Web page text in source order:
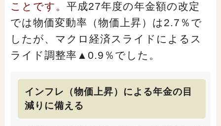
ことです。 平成27年度の年金額の改定
では物価変動率（物価上昇）は2.7％で
したが、マクロ経済スライドによるス
ライド調整率▲0.9％でした。
インフレ（物価上昇）による年金の目
減りに備える